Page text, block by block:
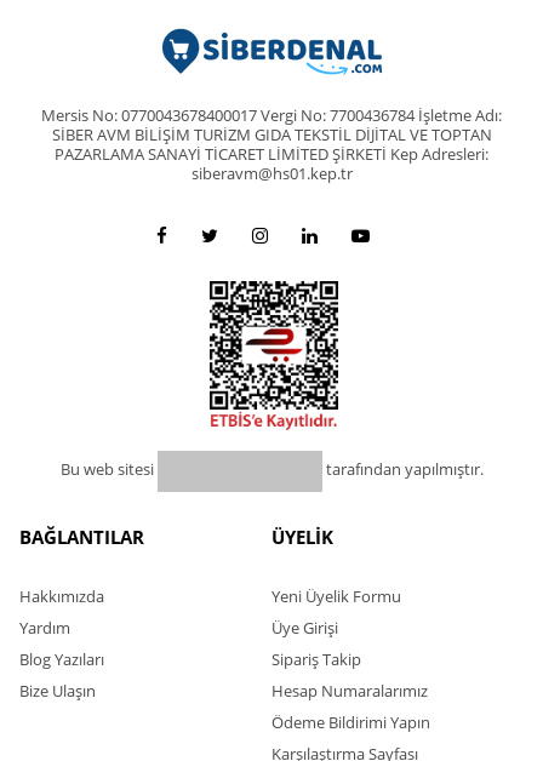
Mersis No: 0770043678400017 Vergi No: 7700436784 İşletme Adı:
SİBER AVM BİLİŞİM TURİZM GIDA TEKSTİL DİJİTAL VE TOPTAN
PAZARLAMA SANAYİ TİCARET LİMİTED ŞİRKETİ Kep Adresleri:
siberavm@hs01.kep.tr
Bu web sitesi tarafından yapılmıştır.
BAĞLANTILAR
Hakkımızda
Yardım
Blog Yazıları
Bize Ulaşın
ÜYELİK
Yeni Üyelik Formu
Üye Girişi
Sipariş Takip
Hesap Numaralarımız
Ödeme Bildirimi Yapın
Karşılaştırma Sayfası